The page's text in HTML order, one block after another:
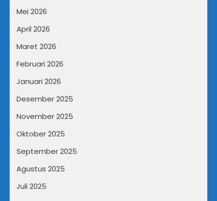
Mei 2026
April 2026
Maret 2026
Februari 2026
Januari 2026
Desember 2025
November 2025
Oktober 2025
September 2025
Agustus 2025
Juli 2025